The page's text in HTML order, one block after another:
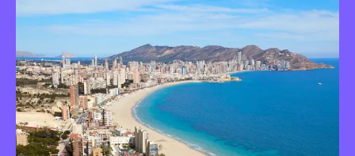
Le devolveremos la
llamada